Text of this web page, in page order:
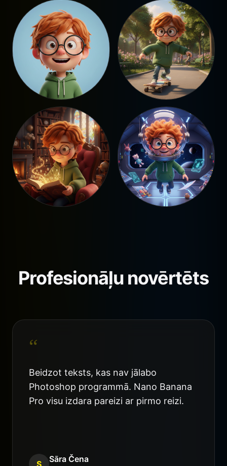
Profesionāļu novērtēts
“
Beidzot teksts, kas nav jālabo
Photoshop programmā. Nano Banana
Pro visu izdara pareizi ar pirmo reizi.
Sāra Čena